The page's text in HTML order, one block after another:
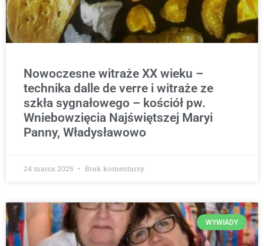
Nowoczesne witraże XX wieku –
technika dalle de verre i witraże ze
szkła sygnałowego – kościół pw.
Wniebowzięcia Najświętszej Maryi
Panny, Władysławowo
24 marca 2025 Brak komentarzy
WYWIADY